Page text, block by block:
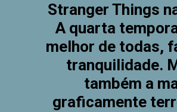
Stranger Things
A quarta
melhor de todas,
tranquilidade.
também a
graficamente